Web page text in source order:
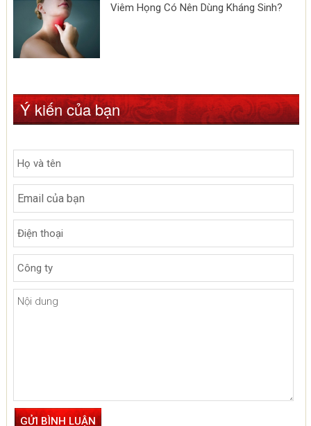
Viêm Họng Có Nên Dùng Kháng Sinh?
Ý kiến của bạn